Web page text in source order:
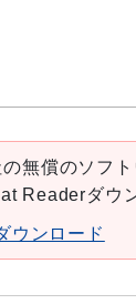
無償のソフ
Readerダウ
ウンロード